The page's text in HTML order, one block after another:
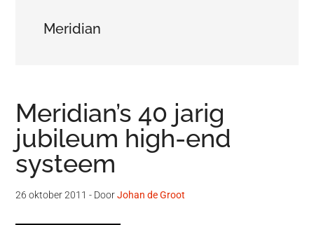
Meridian
Meridian’s 40 jarig
jubileum high-end
systeem
26 oktober 2011 - DoorJohan de Groot